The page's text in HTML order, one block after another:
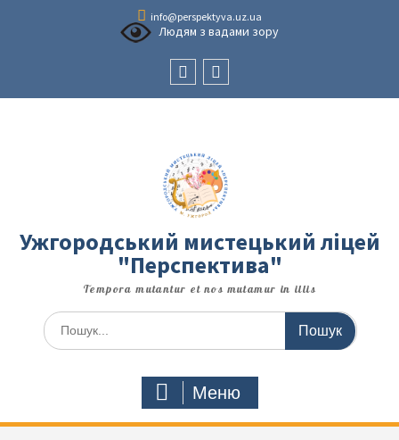
info@perspektyva.uz.ua
Людям з вадами зору
Ужгородський мистецький ліцей
"Перспектива"
Tempora mutantur et nos mutamur in illis
Шукати:
Меню